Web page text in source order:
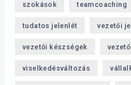
szokások teamcoaching
tudatos jelenlét vezetői
vezetői készségek
viselkedésváltozás